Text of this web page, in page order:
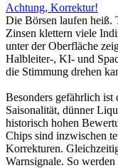
Achtung, Korrektur!
Die Börsen laufen heiß.
Zinsen klettern viele
unter der Oberfläche
Halbleiter-, KI- und
die Stimmung drehen
Besonders gefährlich ist
Saisonalität, dünner
historisch hohen
Chips sind inzwischen
Korrekturen.
Warnsignale. So